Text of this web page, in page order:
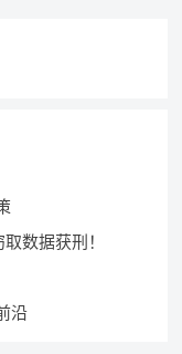
数据获刑！
沿